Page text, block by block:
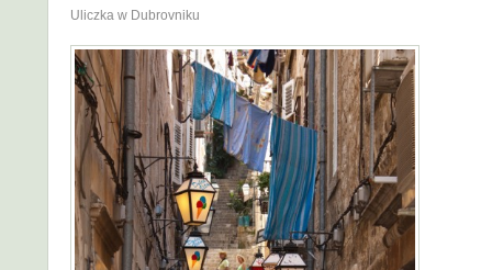
Uliczka w Dubrovniku